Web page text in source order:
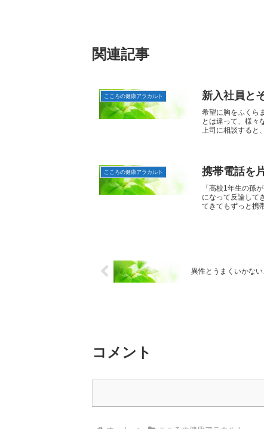
関連記事
こころの健康アラカルト 新入社員と
希望に胸をふくら
とは違って、様々
上司に相談すると
こころの健康アラカルト 携帯電話を
「高校1年生の孫
になって反論して
てきてもずっと携
異性とうまくいかな
コメント